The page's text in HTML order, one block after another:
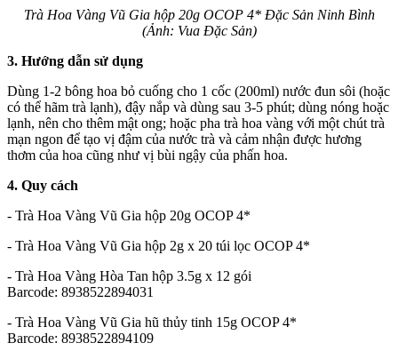
Trà Hoa Vàng Vũ Gia hộp 20g OCOP 4* Đặc Sản Ninh Bình
(Ảnh: Vua Đặc Sản)
3. Hướng dẫn sử dụng
Dùng 1-2 bông hoa bỏ cuống cho 1 cốc (200ml) nước đun sôi (hoặc
có thể hãm trà lạnh), đậy nắp và dùng sau 3-5 phút; dùng nóng hoặc
lạnh, nên cho thêm mật ong; hoặc pha trà hoa vàng với một chút trà
mạn ngon để tạo vị đậm của nước trà và cảm nhận được hương
thơm của hoa cũng như vị bùi ngậy của phấn hoa.
4. Quy cách
- Trà Hoa Vàng Vũ Gia hộp 20g OCOP 4*
- Trà Hoa Vàng Vũ Gia hộp 2g x 20 túi lọc OCOP 4*
- Trà Hoa Vàng Hòa Tan hộp 3.5g x 12 gói
Barcode: 8938522894031
- Trà Hoa Vàng Vũ Gia hũ thủy tinh 15g OCOP 4*
Barcode: 8938522894109